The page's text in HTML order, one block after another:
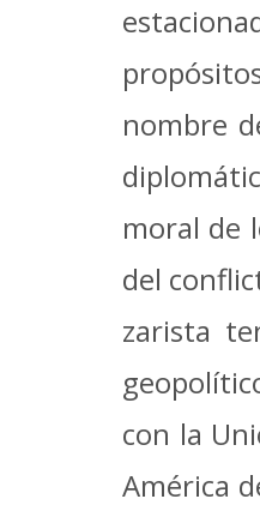
nombre
moral de
del
zarista
con la
América